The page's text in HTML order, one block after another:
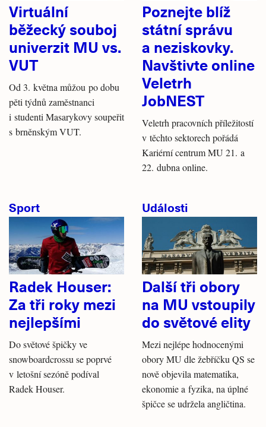
Virtuální
běžecký souboj
univerzit MU vs.
VUT
Od 3. května můžou po dobu
pěti týdnů zaměstnanci
i studenti Masarykovy soupeřit
s brněnským VUT.
Poznejte blíž
státní správu
a neziskovky.
Navštivte online
Veletrh
JobNEST
Veletrh pracovních příležitostí
v těchto sektorech pořádá
Kariérní centrum MU 21. a
22. dubna online.
Sport
Radek Houser:
Za tři roky mezi
nejlepšími
Do světové špičky ve
snowboardcrossu se poprvé
v letošní sezóně podíval
Radek Houser.
Události
Další tři obory
na MU vstoupily
do světové elity
Mezi nejlépe hodnocenými
obory MU dle žebříčku QS se
nově objevila matematika,
ekonomie a fyzika, na úplné
špičce se udržela angličtina.